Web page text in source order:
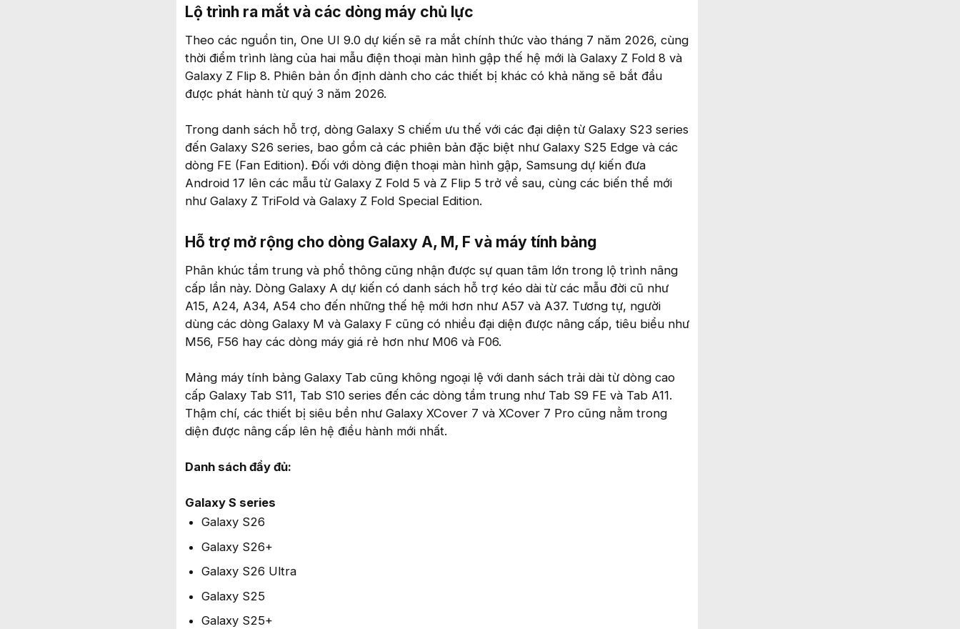
Lộ trình ra mắt và các dòng máy chủ lực​
Theo các nguồn tin, One UI 9.0 dự kiến sẽ ra mắt chính thức vào tháng 7 năm 2026, cùng
thời điểm trình làng của hai mẫu điện thoại màn hình gập thế hệ mới là Galaxy Z Fold 8 và
Galaxy Z Flip 8. Phiên bản ổn định dành cho các thiết bị khác có khả năng sẽ bắt đầu
được phát hành từ quý 3 năm 2026.
Trong danh sách hỗ trợ, dòng Galaxy S chiếm ưu thế với các đại diện từ Galaxy S23 series
đến Galaxy S26 series, bao gồm cả các phiên bản đặc biệt như Galaxy S25 Edge và các
dòng FE (Fan Edition). Đối với dòng điện thoại màn hình gập, Samsung dự kiến đưa
Android 17 lên các mẫu từ Galaxy Z Fold 5 và Z Flip 5 trở về sau, cùng các biến thể mới
như Galaxy Z TriFold và Galaxy Z Fold Special Edition.
Hỗ trợ mở rộng cho dòng Galaxy A, M, F và máy tính bảng​
Phân khúc tầm trung và phổ thông cũng nhận được sự quan tâm lớn trong lộ trình nâng
cấp lần này. Dòng Galaxy A dự kiến có danh sách hỗ trợ kéo dài từ các mẫu đời cũ như
A15, A24, A34, A54 cho đến những thế hệ mới hơn như A57 và A37. Tương tự, người
dùng các dòng Galaxy M và Galaxy F cũng có nhiều đại diện được nâng cấp, tiêu biểu như
M56, F56 hay các dòng máy giá rẻ hơn như M06 và F06.
Mảng máy tính bảng Galaxy Tab cũng không ngoại lệ với danh sách trải dài từ dòng cao
cấp Galaxy Tab S11, Tab S10 series đến các dòng tầm trung như Tab S9 FE và Tab A11.
Thậm chí, các thiết bị siêu bền như Galaxy XCover 7 và XCover 7 Pro cũng nằm trong
diện được nâng cấp lên hệ điều hành mới nhất.
Danh sách đầy đủ:
Galaxy S series
Galaxy S26
Galaxy S26+
Galaxy S26 Ultra
Galaxy S25
Galaxy S25+